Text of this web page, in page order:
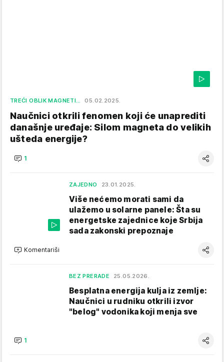
TREĆI OBLIK MAGNETI… 05.02.2025.
Naučnici otkrili fenomen koji će unaprediti
današnje uređaje: Silom magneta do velikih
ušteda energije?
1
ZAJEDNO 23.01.2025.
Više nećemo morati sami da
ulažemo u solarne panele: Šta su
energetske zajednice koje Srbija
sada zakonski prepoznaje
Komentariši
BEZ PRERADE 25.05.2026.
Besplatna energija kulja iz zemlje:
Naučnici u rudniku otkrili izvor
"belog" vodonika koji menja sve
1